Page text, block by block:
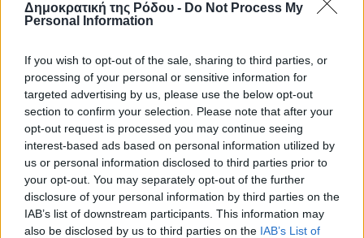
Δημοκρατική της Ρόδου - Do Not Process My
Personal Information
If you wish to opt-out of the sale, sharing to third parties, or
processing of your personal or sensitive information for
targeted advertising by us, please use the below opt-out
section to confirm your selection. Please note that after your
opt-out request is processed you may continue seeing
interest-based ads based on personal information utilized by
us or personal information disclosed to third parties prior to
your opt-out. You may separately opt-out of the further
disclosure of your personal information by third parties on the
IAB’s list of downstream participants. This information may
also be disclosed by us to third parties on the IAB’s List of
Ροή ειδήσεων
Ερώτηση Μπελέρη σε Κομισιόν για τη δημιουργία
«σύγχρονου Ευρωπαϊκού Ταμείου Αντιμετώπισης
Φυσικών Καταστροφών»
Ειδήσεις• πριν 43 λεπτά